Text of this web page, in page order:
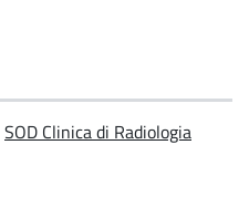
SOD Clinica di Radiologia